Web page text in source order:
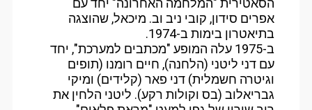
אפרים סידון, קובי ניב וב. מיכאל, שהוצגה
בתיאטרון בימות ב-1974.
ב-1975 עלה המופע "מכתבים למערכת", יחד
עם דני ליטני (הלחנה), חיים רומנו (תופים
וגיטרה חשמלית) דני פאר (קלידים) ומיקי
גבריאלוב (בס וקולות רקע). ליטני הלחין את